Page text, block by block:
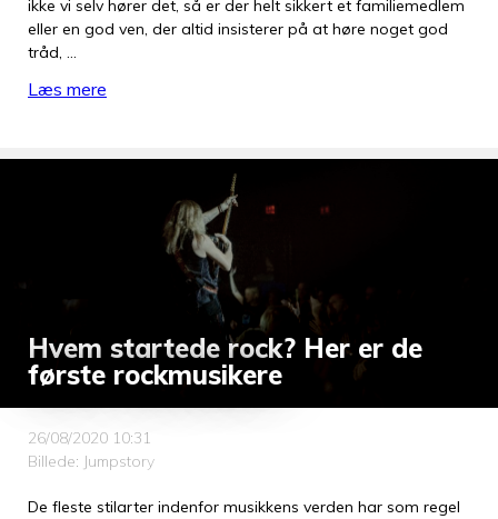
ikke vi selv hører det, så er der helt sikkert et familiemedlem
eller en god ven, der altid insisterer på at høre noget god
tråd, …
Læs mere
Hvem startede rock? Her er de
første rockmusikere
26/08/2020 10:31
Billede: Jumpstory
De fleste stilarter indenfor musikkens verden har som regel